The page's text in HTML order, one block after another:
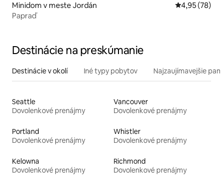
Minidom v meste Jordán Priemerné
4,95 (78)
Papraď
Destinácie na preskúmanie
Destinácie v okolí Iné typy pobytov Najzaujímavejšie
Seattle
Dovolenkové prenájmy
Vancouver
Dovolenkové prenájmy
Portland
Dovolenkové prenájmy
Whistler
Dovolenkové prenájmy
Kelowna
Dovolenkové prenájmy
Richmond
Dovolenkové prenájmy